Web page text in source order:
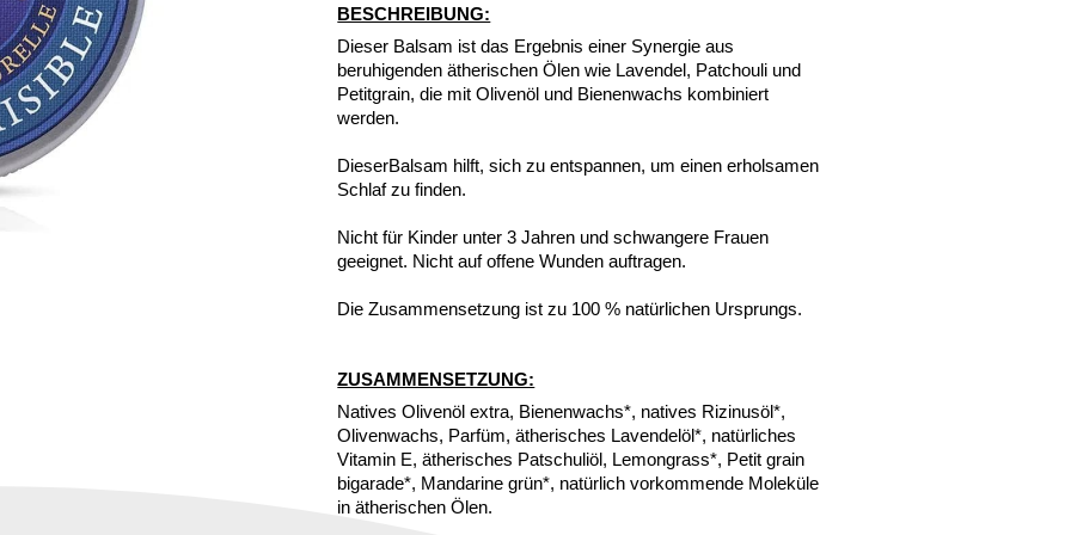
BESCHREIBUNG:
Dieser Balsam ist das Ergebnis einer Synergie aus
beruhigenden ätherischen Ölen wie Lavendel, Patchouli und
Petitgrain, die mit Olivenöl und Bienenwachs kombiniert
werden.
DieserBalsam hilft, sich zu entspannen, um einen erholsamen
Schlaf zu finden.
Nicht für Kinder unter 3 Jahren und schwangere Frauen
geeignet. Nicht auf offene Wunden auftragen.
Die Zusammensetzung ist zu 100 % natürlichen Ursprungs.
ZUSAMMENSETZUNG:
Natives Olivenöl extra, Bienenwachs*, natives Rizinusöl*,
Olivenwachs, Parfüm, ätherisches Lavendelöl*, natürliches
Vitamin E, ätherisches Patschuliöl, Lemongrass*, Petit grain
bigarade*, Mandarine grün*, natürlich vorkommende Moleküle
in ätherischen Ölen.